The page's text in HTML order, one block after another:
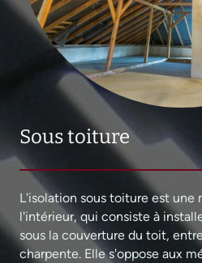
Sous toiture
L'isolation sous toiture est une
l'intérieur, qui consiste à
sous la couverture du toit,
charpente. Elle s'oppose aux